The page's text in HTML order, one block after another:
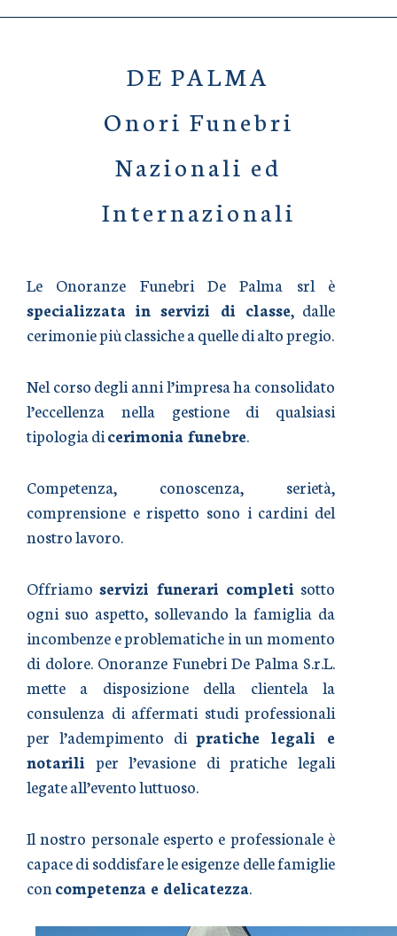
DE PALMA
Onori Funebri
Nazionali ed
Internazionali
Le Onoranze Funebri De Palma srl è
specializzata in servizi di classe, dalle
cerimonie più classiche a quelle di alto pregio.
Nel corso degli anni l’impresa ha consolidato
l’eccellenza nella gestione di qualsiasi
tipologia dicerimonia funebre.
Competenza, conoscenza, serietà,
comprensione e rispetto sono i cardini del
nostro lavoro.
Offriamo servizi funerari completi sotto
ogni suo aspetto, sollevando la famiglia da
incombenze e problematiche in un momento
di dolore. Onoranze Funebri De Palma S.r.L.
mette a disposizione della clientela la
consulenza di affermati studi professionali
per l’adempimento dipratiche legali e
notarili per l’evasione di pratiche legali
legate all’evento luttuoso.
Il nostro personale esperto e professionale è
capace di soddisfare le esigenze delle famiglie
con competenza e delicatezza.